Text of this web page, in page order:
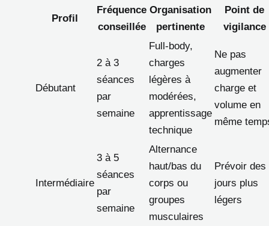
Profil
Fréquence
conseillée
Organisation
pertinente
Point de
vigilance
Débutant
2 à 3
séances
par
semaine
Full-body,
charges
légères à
modérées,
apprentissage
technique
Ne pas
augmenter
charge et
volume en
même
Intermédiaire
3 à 5
séances
par
semaine
Alternance
haut/bas du
corps ou
groupes
musculaires
Prévoir des
jours plus
légers